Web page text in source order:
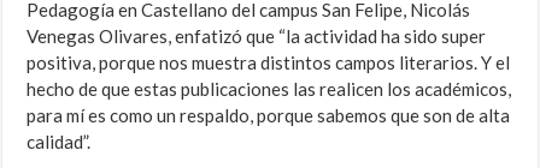
Pedagogía en Castellano del campus San Felipe, Nicolás
Venegas Olivares, enfatizó que “la actividad ha sido super
positiva, porque nos muestra distintos campos literarios. Y el
hecho de que estas publicaciones las realicen los académicos,
para mí es como un respaldo, porque sabemos que son de alta
calidad”.